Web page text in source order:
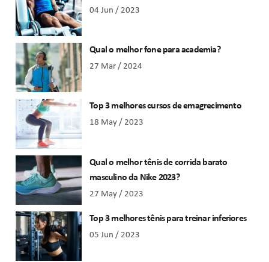
04 Jun / 2023
Qual o melhor fone para academia?
27 Mar / 2024
Top 3 melhores cursos de emagrecimento
18 May / 2023
Qual o melhor tênis de corrida barato
masculino da Nike 2023?
27 May / 2023
Top 3 melhores tênis para treinar inferiores
05 Jun / 2023